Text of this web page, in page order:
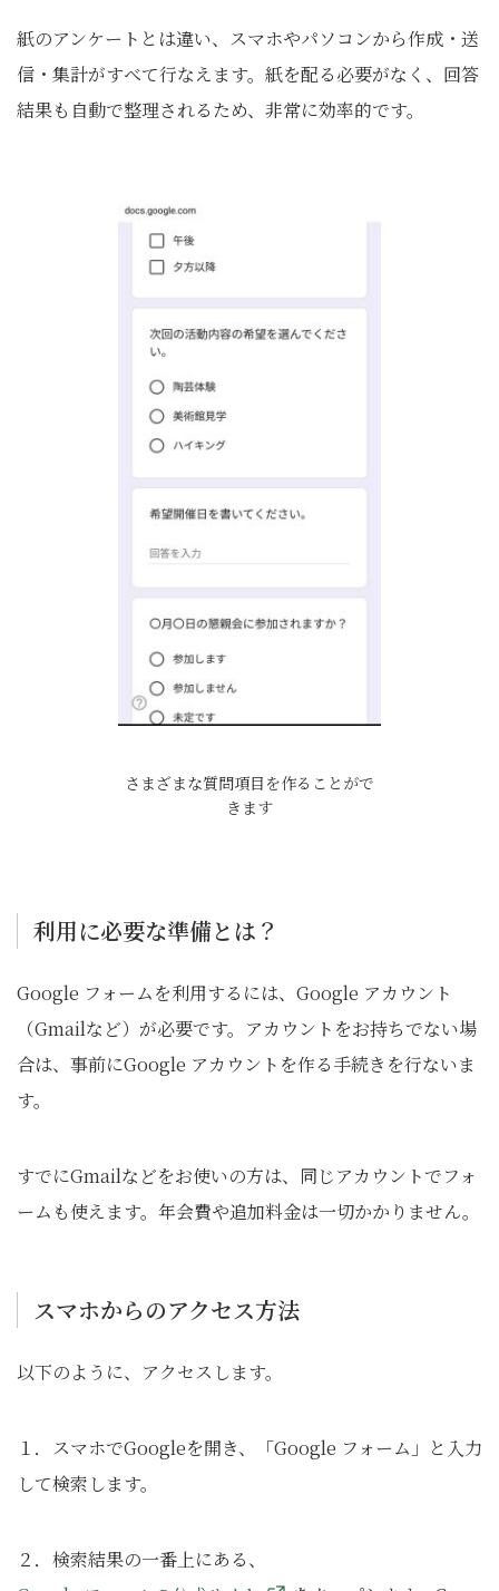
紙のアンケートとは違い、スマホやパソコンから作成・送
信・集計がすべて行なえます。紙を配る必要がなく、回答
結果も自動で整理されるため、非常に効率的です。
さまざまな質問項目を作ることがで
きます
利用に必要な準備とは？
Google フォームを利用するには、Google アカウント
（Gmailなど）が必要です。アカウントをお持ちでない場
合は、事前にGoogle アカウントを作る手続きを行ないま
す。
すでにGmailなどをお使いの方は、同じアカウントでフォ
ームも使えます。年会費や追加料金は一切かかりません。
スマホからのアクセス方法
以下のように、アクセスします。
１．スマホでGoogleを開き、「Google フォーム」と入力
して検索します。
２．検索結果の一番上にある、